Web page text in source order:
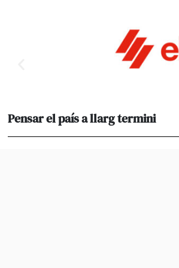
Pensar el país a llarg termini